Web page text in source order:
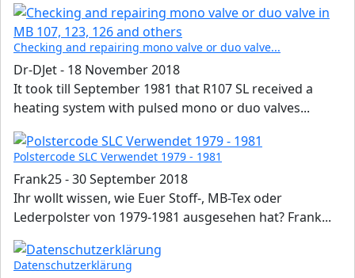
Checking and repairing mono valve or duo valve...
Dr-DJet- 18 November 2018
It took till September 1981 that R107 SL received a
heating system with pulsed mono or duo valves...
Polstercode SLC Verwendet 1979 - 1981
Frank25-30 September 2018
Ihr wollt wissen, wie Euer Stoff-, MB-Tex oder
Lederpolster von 1979-1981 ausgesehen hat? Frank...
Datenschutzerklärung